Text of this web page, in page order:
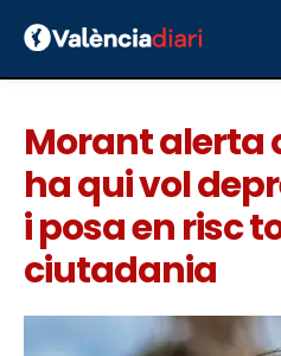
Morant alerta
ha qui vol
i posa en risc
ciutadania